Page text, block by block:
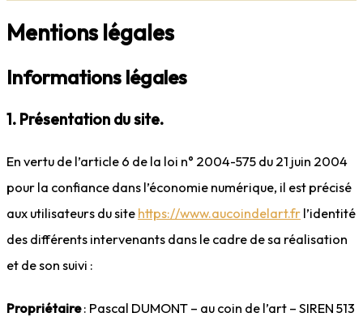
Mentions légales
Informations légales
1. Présentation du site.
En vertu de l’article 6 de la loi n° 2004-575 du 21 juin 2004
pour la confiance dans l’économie numérique, il est précisé
aux utilisateurs du site https://www.aucoindelart.fr l’identité
des différents intervenants dans le cadre de sa réalisation
et de son suivi :
Propriétaire: Pascal DUMONT – au coin de l’art – SIREN 513